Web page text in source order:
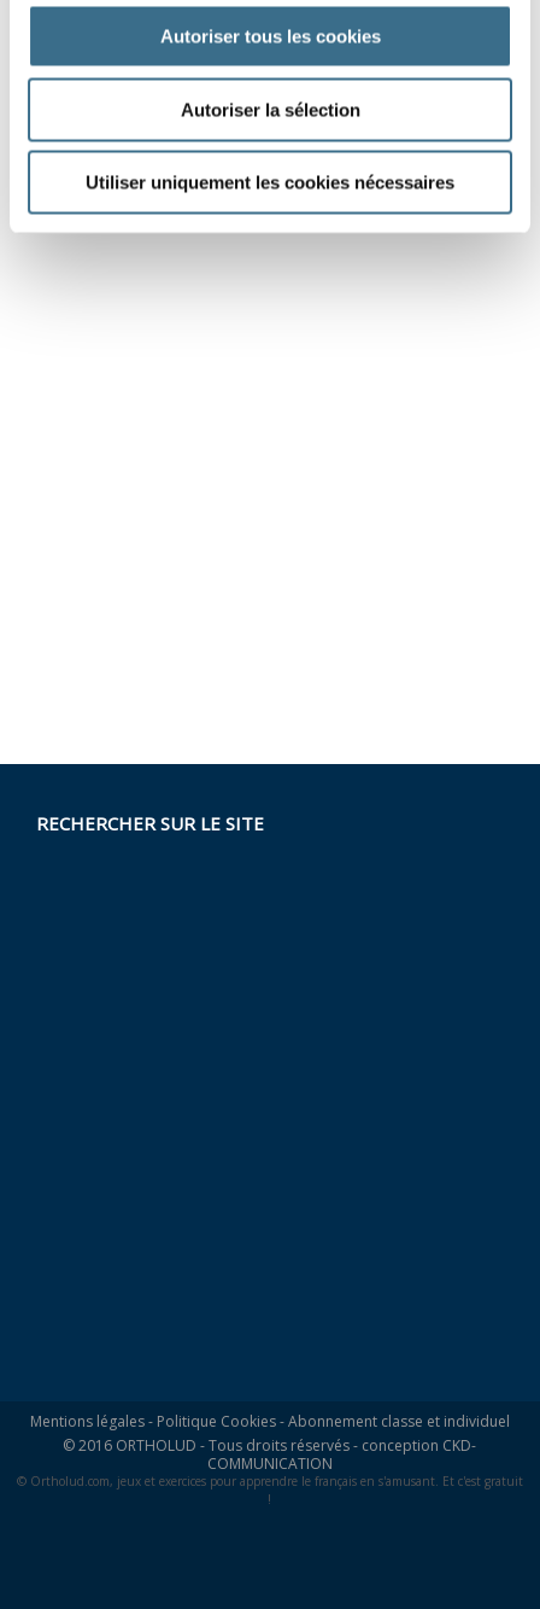
Autoriser tous les cookies
Autoriser la sélection
Utiliser uniquement les cookies nécessaires
EXERCICES DIVERS
JEUX ET EXERCICES DIVERS DE GRAMMAIRE
RECHERCHER SUR LE SITE
Mentions légales- Politique Cookies-Abonnement classe et individuel
© 2016 ORTHOLUD - Tous droits réservés - conception CKD-
COMMUNICATION
© Ortholud.com, jeux et exercices pour apprendre le français en s'amusant. Et c'est gratuit
!